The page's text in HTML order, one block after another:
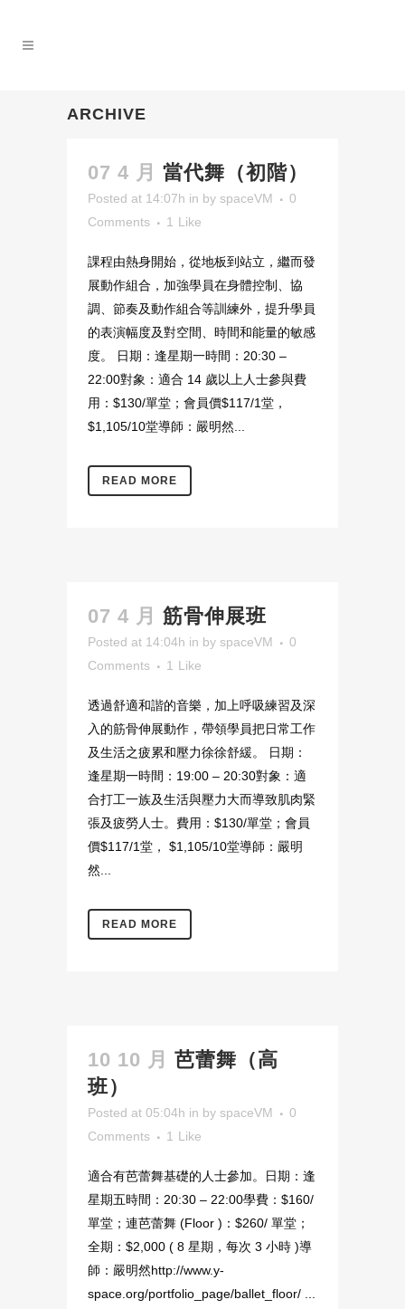
ARCHIVE
07 4 月 當代舞（初階）
Posted at 14:07h in by spaceVM
0
Comments
1 Like
課程由熱身開始，從地板到站立，繼而發
展動作組合，加強學員在身體控制、協
調、節奏及動作組合等訓練外，提升學員
的表演幅度及對空間、時間和能量的敏感
度。 日期：逢星期一時間：20:30 –
22:00對象：適合 14 歲以上人士參與費
用：$130/單堂；會員價$117/1堂，
$1,105/10堂導師：嚴明然...
READ MORE
07 4 月 筋骨伸展班
Posted at 14:04h in by spaceVM
0
Comments
1 Like
透過舒適和諧的音樂，加上呼吸練習及深
入的筋骨伸展動作，帶領學員把日常工作
及生活之疲累和壓力徐徐舒緩。 日期：
逢星期一時間：19:00 – 20:30對象：適
合打工一族及生活與壓力大而導致肌肉緊
張及疲勞人士。費用：$130/單堂；會員
價$117/1堂， $1,105/10堂導師：嚴明
然...
READ MORE
10 10 月 芭蕾舞（高
班）
Posted at 05:04h in by spaceVM
0
Comments
1 Like
適合有芭蕾舞基礎的人士參加。日期：逢
星期五時間：20:30 – 22:00學費：$160/
單堂；連芭蕾舞 (Floor )：$260/ 單堂；
全期：$2,000 ( 8 星期，每次 3 小時 )導
師：嚴明然http://www.y-
space.org/portfolio_page/ballet_floor/ ...